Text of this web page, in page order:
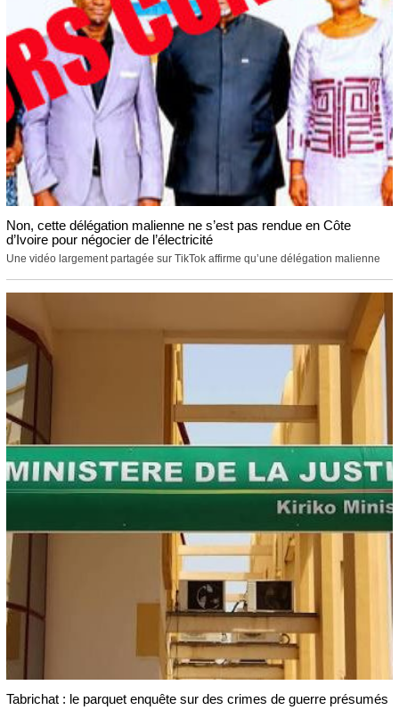
Non, cette délégation malienne ne s’est pas rendue en Côte
d’Ivoire pour négocier de l’électricité
Une vidéo largement partagée sur TikTok affirme qu’une délégation malienne
Tabrichat : le parquet enquête sur des crimes de guerre présumés